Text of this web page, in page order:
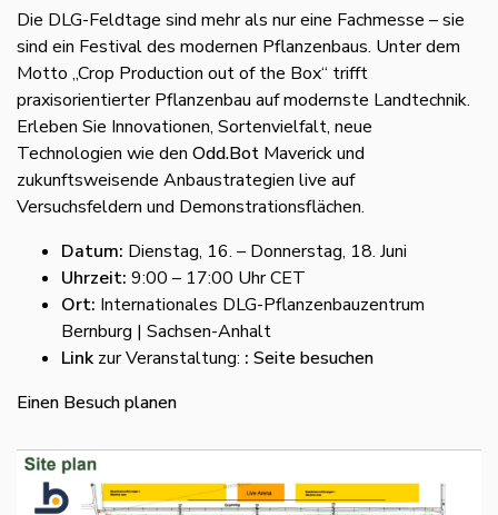
Die DLG-Feldtage sind mehr als nur eine Fachmesse – sie
sind ein Festival des modernen Pflanzenbaus. Unter dem
Motto „Crop Production out of the Box“ trifft
praxisorientierter Pflanzenbau auf modernste Landtechnik.
Erleben Sie Innovationen, Sortenvielfalt, neue
Technologien wie den Odd.Bot Maverick und
zukunftsweisende Anbaustrategien live auf
Versuchsfeldern und Demonstrationsflächen.
Datum: Dienstag, 16. – Donnerstag, 18. Juni
Uhrzeit: 9:00 – 17:00 Uhr CET
Ort: Internationales DLG-Pflanzenbauzentrum
Bernburg | Sachsen-Anhalt
Link zur Veranstaltung: : Seite besuchen
Einen Besuch planen